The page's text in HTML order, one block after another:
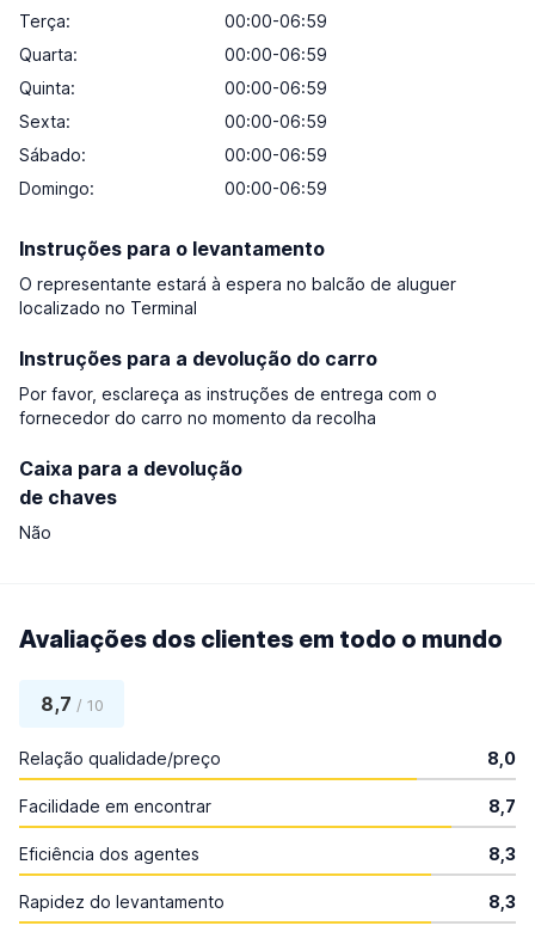
Terça:
00:00-06:59
Quarta:
00:00-06:59
Quinta:
00:00-06:59
Sexta:
00:00-06:59
Sábado:
00:00-06:59
Domingo:
00:00-06:59
Instruções para o levantamento
O representante estará à espera no balcão de aluguer
localizado no Terminal
Instruções para a devolução do carro
Por favor, esclareça as instruções de entrega com o
fornecedor do carro no momento da recolha
Caixa para a devolução
de chaves
Não
Avaliações dos clientes em todo o mundo
8,7 / 10
Relação qualidade/preço 8,0
Facilidade em encontrar 8,7
Eficiência dos agentes 8,3
Rapidez do levantamento 8,3